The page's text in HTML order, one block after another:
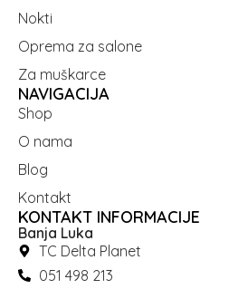
Nokti
Oprema za salone
Za muškarce
NAVIGACIJA
Shop
O nama
Blog
Kontakt
KONTAKT INFORMACIJE
Banja Luka
TC Delta Planet
051 498 213